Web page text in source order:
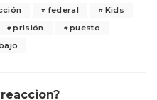
federal
Kids
prisión
puesto